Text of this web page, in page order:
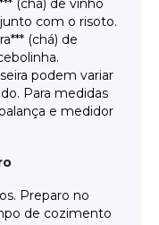
(chá) de vinho
com o risoto.
(chá) de
podem variar
Para medidas
e medidor
Preparo no
de cozimento